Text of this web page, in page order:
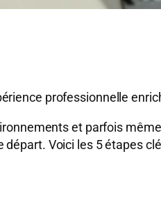
professionnelle
et parfois
départ. Voici les 5 étapes